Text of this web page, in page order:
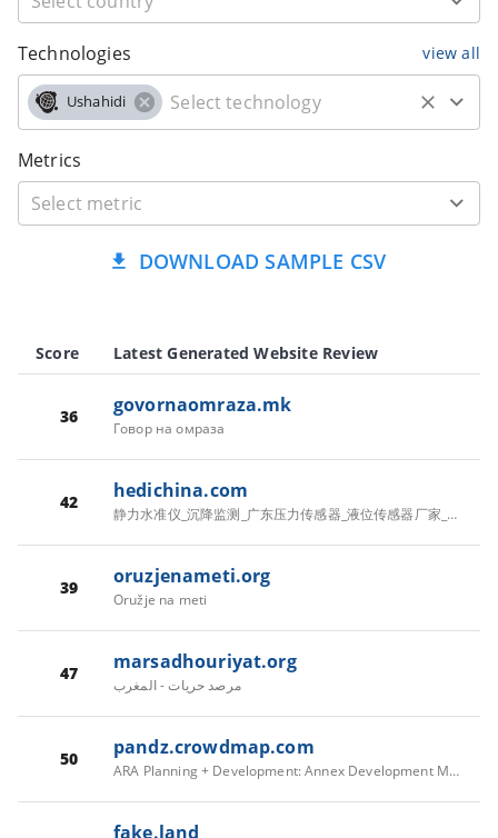
Technologies view all
Ushahidi
Metrics
DOWNLOAD SAMPLE CSV
Score Latest Generated Website Review
36 govornaomraza.mk
Говор на омраза
42 hedichina.com
静力水准仪_沉降监测_广东压力传感器_液位传感器厂家_差压传感器批发-佛山市贺迪传感仪器有限公司
39 oruzjenameti.org
Oružje na meti
47 marsadhouriyat.org
مرصد حريات - المغرب
50 pandz.crowdmap.com
ARA Planning + Development: Annex Development Monitoring
fake.land